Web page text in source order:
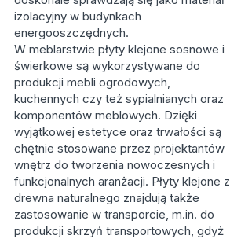
izolacyjny w budynkach
energooszczędnych.
W meblarstwie płyty klejone sosnowe i
świerkowe są wykorzystywane do
produkcji mebli ogrodowych,
kuchennych czy też sypialnianych oraz
komponentów meblowych. Dzięki
wyjątkowej estetyce oraz trwałości są
chętnie stosowane przez projektantów
wnętrz do tworzenia nowoczesnych i
funkcjonalnych aranżacji. Płyty klejone z
drewna naturalnego znajdują także
zastosowanie w transporcie, m.in. do
produkcji skrzyń transportowych, gdyż